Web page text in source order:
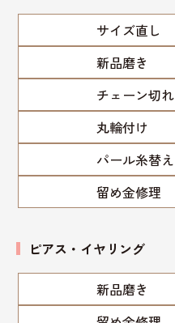
サイズ直し
新品磨き
チェーン切れ
丸輪付け
パール糸替え
留め金修理
ピアス・イヤリング
新品磨き